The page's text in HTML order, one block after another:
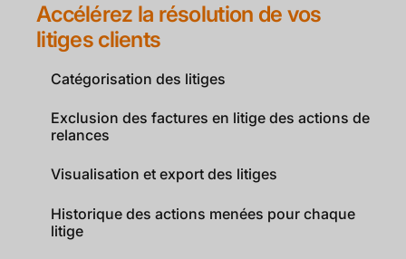
Accélérez la résolution de vos
litiges clients
Catégorisation des litiges
Exclusion des factures en litige des actions de
relances
Visualisation et export des litiges
Historique des actions menées pour chaque
litige